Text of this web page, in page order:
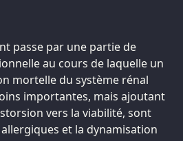
passe par une partie de
au cours de laquelle un
mortelle du système rénal
importantes, mais ajoutant
vers la viabilité, sont
et la dynamisation